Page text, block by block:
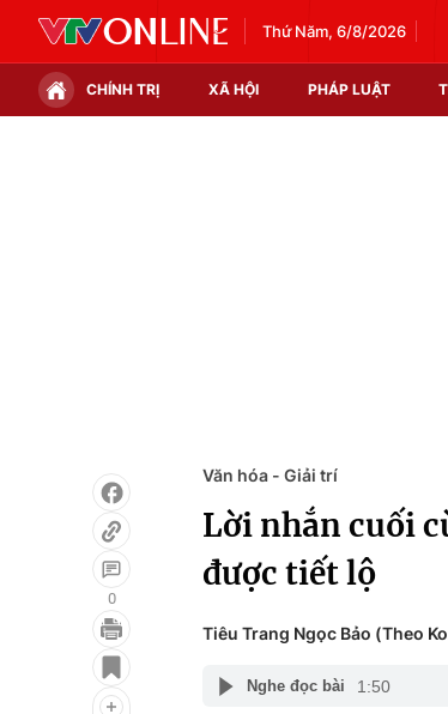
Thứ Năm, 6/8/2026
CHÍNH TRỊ XÃ HỘI PHÁP LUẬT
Điện ảnh
Du lịch
0
Văn hóa - Giải trí
Lời nhắn cuối
được tiết lộ
Tiêu Trang Ngọc Bảo (Theo
Nghe đọc bài 1:50